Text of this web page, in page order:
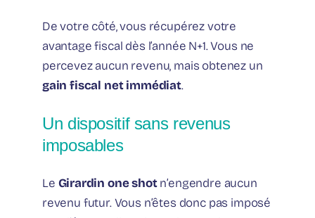
De votre côté, vous récupérez votre
avantage fiscal dès l’année N+1. Vous ne
percevez aucun revenu, mais obtenez un
gain fiscal net immédiat.
Un dispositif sans revenus
imposables
Le Girardin one shotn’engendre aucun
revenu futur. Vous n’êtes donc pas imposé